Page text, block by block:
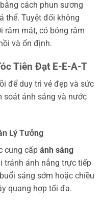
cách phun sương
thể. Tuyệt đối không
râm mát, có bóng râm
và ổn định.
Tiên Đạt E-E-A-T
để duy trì vẻ đẹp và sức
soát ánh sáng và nước
Lý Tưởng
cung cấp ánh sáng
tránh ánh nắng trực tiếp
sáng sớm hoặc chiều
quang hợp tối đa.